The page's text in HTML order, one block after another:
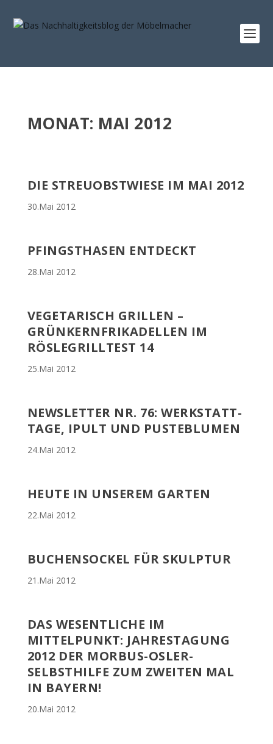
MONAT: MAI 2012
DIE STREUOBSTWIESE IM MAI 2012
30.Mai 2012
PFINGSTHASEN ENTDECKT
28.Mai 2012
VEGETARISCH GRILLEN –
GRÜNKERNFRIKADELLEN IM
RÖSLEGRILLTEST 14
25.Mai 2012
NEWSLETTER NR. 76: WERKSTATT-
TAGE, IPULT UND PUSTEBLUMEN
24.Mai 2012
HEUTE IN UNSEREM GARTEN
22.Mai 2012
BUCHENSOCKEL FÜR SKULPTUR
21.Mai 2012
DAS WESENTLICHE IM
MITTELPUNKT: JAHRESTAGUNG
2012 DER MORBUS-OSLER-
SELBSTHILFE ZUM ZWEITEN MAL
IN BAYERN!
20.Mai 2012